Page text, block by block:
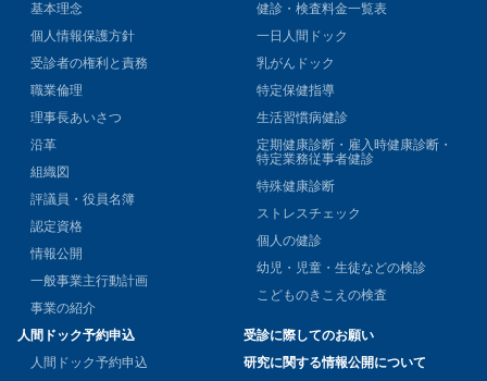
基本理念
個人情報保護方針
受診者の権利と責務
職業倫理
理事長あいさつ
沿革
組織図
評議員・役員名簿
認定資格
情報公開
一般事業主行動計画
事業の紹介
健診・検査料金一覧表
一日人間ドック
乳がんドック
特定保健指導
生活習慣病健診
定期健康診断・雇入時健康診断・
特定業務従事者健診
特殊健康診断
ストレスチェック
個人の健診
幼児・児童・生徒などの検診
こどものきこえの検査
人間ドック予約申込
人間ドック予約申込
受診に際してのお願い
研究に関する情報公開について